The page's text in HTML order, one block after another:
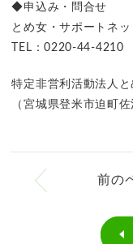
◆申込み・問合せ
とめ女・サポートネッ
TEL：0220-44-4210
特定非営利活動法人と
（宮城県登米市迫町
前の